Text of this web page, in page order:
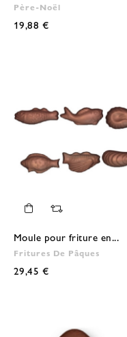
Père-Noël
19,88 €
Moule pour friture en...
Fritures De Pâques
29,45 €